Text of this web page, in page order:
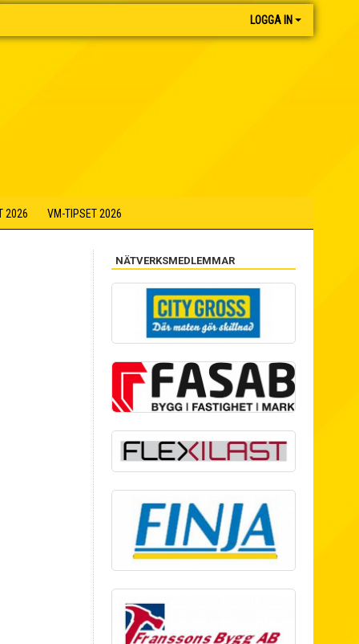
LOGGA IN
2026 VM-TIPSET 2026
NÄTVERKSMEDLEMMAR